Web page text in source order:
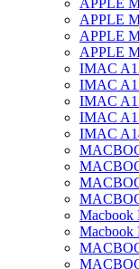
APPLE
APPLE
APPLE
APPLE
IMAC
IMAC
IMAC
IMAC
IMAC
Macbook
Macbook